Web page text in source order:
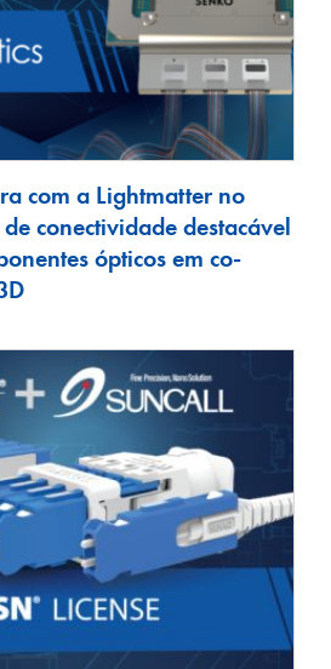
com a Lightmatter no
conectividade destacável
ópticos em co-